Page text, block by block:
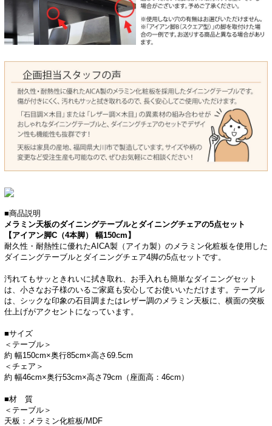
■商品説明
メラミン天板のダイニングテーブルとダイニングチェアの5点セット
【アイアン脚C（4本脚） 幅150cm】
耐久性・耐熱性に優れたAICA製（アイカ製）のメラミン化粧板を使用した
ダイニングテーブルとダイニングチェア4脚の5点セットです。
汚れてもサッときれいに拭き取れ、お手入れも簡単なダイニングセット
は、小さなお子様のいるご家庭も安心してお使いいただけます。テーブル
は、シックな印象の石目調またはレザー調のメラミン天板に、横面の突板
仕上げがアクセントになっています。
■サイズ
＜テーブル＞
約 幅150cm×奥行85cm×高さ69.5cm
＜チェア＞
約 幅46cm×奥行53cm×高さ79cm（座面高：46cm）
■材 質
＜テーブル＞
天板：メラミン化粧板/MDF